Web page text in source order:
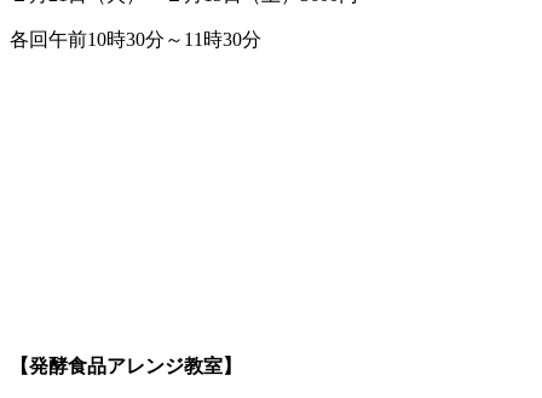
各回午前10時30分～11時30分
【発酵食品アレンジ教室】